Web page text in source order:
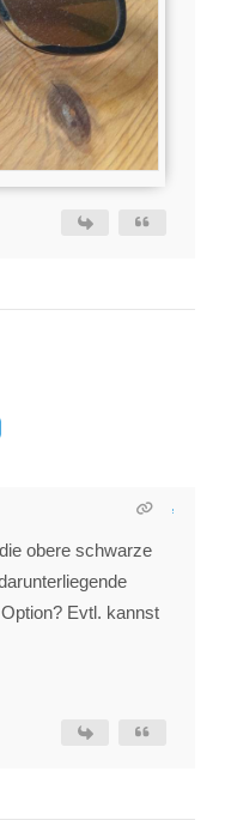
obere schwarze
Evtl. kannst